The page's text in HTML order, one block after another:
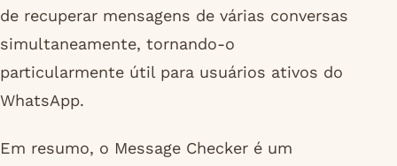
de recuperar mensagens de várias conversas
simultaneamente, tornando-o
particularmente útil para usuários ativos do
WhatsApp.
Em resumo, o Message Checker é um